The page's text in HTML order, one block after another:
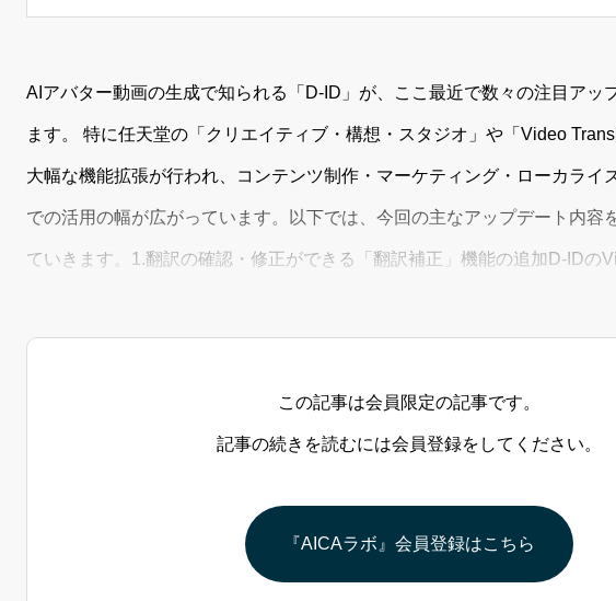
AIアバター動画の生成で知られる「D-ID」が、ここ最近で数々の注目アッ
ます。 特に任天堂の「クリエイティブ・構想・スタジオ」や「Video
大幅な機能拡張が行われ、コンテンツ制作・マーケティング・ローカライ
での活用の幅が広がっています。以下では、今回の主なアップデート内容
ていきます。1.翻訳の確認・修正ができる「翻訳補正」機能の追加D-IDの
補正」機能が追加され、ユーザーが生
この記事は会員限定の記事です。
記事の続きを読むには会員登録をしてください。
『AICAラボ』会員登録はこちら